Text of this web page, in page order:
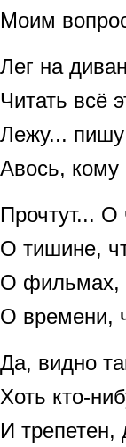
Моим
Лег на
Читать всё
Лежу...
Авось, кому
Прочтут... О
О тишине,
О фильмах,
О времени,
Да, видно
Хоть кто-
И трепетен,